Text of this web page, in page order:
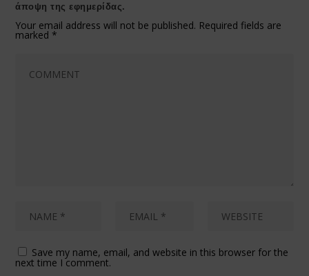
άποψη της εφημερίδας.
Your email address will not be published. Required fields are
marked *
Save my name, email, and website in this browser for the
next time I comment.